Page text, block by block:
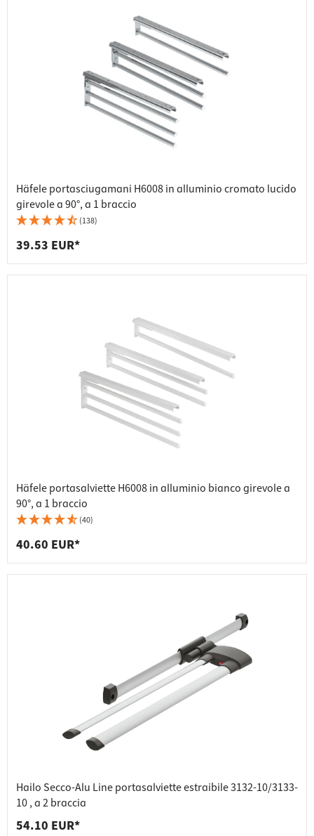
Häfele portasciugamani H6008 in alluminio cromato lucido
girevole a 90°, a 1 braccio
(138)
39.53 EUR*
Häfele portasalviette H6008 in alluminio bianco girevole a
90°, a 1 braccio
(40)
40.60 EUR*
Hailo Secco-Alu Line portasalviette estraibile 3132-10/3133-
10 , a 2 braccia
54.10 EUR*